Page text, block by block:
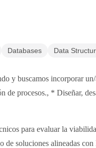
Databases Data
y buscamos incorporar
de procesos., * Diseñar,
para evaluar la
de soluciones alineadas con